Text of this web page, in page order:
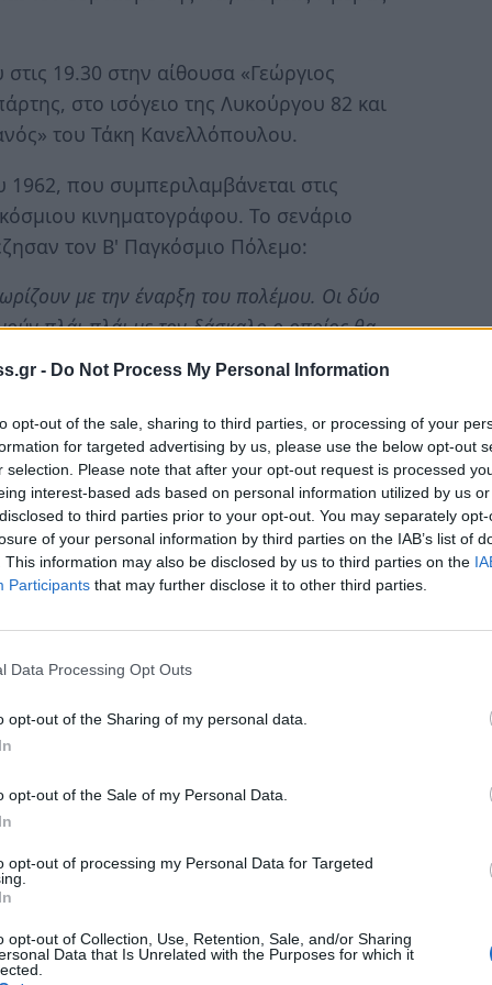
- Do Not Process My Personal Information
opt-out of the sale, sharing to third parties, or processing of your
for targeted advertising by us, please use the below opt-out
selection. Please note that after your opt-out request is processed
interest-based ads based on personal information utilized by us
to third parties prior to your opt-out. You may separately
of your personal information by third parties on the IAB’s list of
This information may also be disclosed by us to third parties on the
Participants that may further disclose it to other third parties.
Data Processing Opt Outs
opt-out of the Sharing of my personal data.
opt-out of the Sale of my Personal Data.
opt-out of processing my Personal Data for Targeted
opt-out of Collection, Use, Retention, Sale, and/or Sharing
Data that Is Unrelated with the Purposes for which it
19.30 στην αίθουσα «Γεώργιος
στο ισόγειο της Λυκούργου 82 και
του Τάκη Κανελλόπουλου.
1962, που συμπεριλαμβάνεται στις
κινηματογράφου. Το σενάριο
τον Β' Παγκόσμιο Πόλεμο:
με την έναρξη του πολέμου. Οι δύο
πλάι-πλάι με τον δάσκαλο ο οποίος θα
ίδιοι, το μέτωπο θα καταρρεύσει και το
σύνορα, η ζωή των
Έχει κηρυχθεί ο πόλεμος με τους Ιταλούς και
ειδικότητά τους. Άνοιξη 1941: Μετά την
επιστρέφουν από τα μέτωπα του
η τελευταία φράση: «ποιος μωρέ
του και μετά ας πέθανε»………………»
έκανε διεθνή καριέρα, που
Θεσσαλονίκης για να προβληθεί
Υόρκης και στο Βερολίνο το 1963.
εκδήλωση – ομιλία του Γιώργου
από το διαχρονικό Αρχιτεκτονικό
19.00 στην αίθουσα «Γεώργιος
στο ισόγειο της Λυκούργου 82 &
τύπου της Πνευματικής Εστίας
ανάπτυξης στην ιστορία του πλανήτη, με